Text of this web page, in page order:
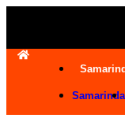
Samarinda